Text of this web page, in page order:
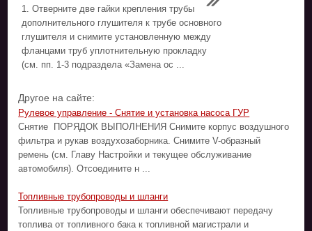
1. Отверните две гайки крепления трубы
дополнительного глушителя к трубе основного
глушителя и снимите установленную между
фланцами труб уплотнительную прокладку
(см. пп. 1-3 подраздела «Замена ос ...
Другое на сайте:
Рулевое управление - Снятие и установка насоса ГУР
Снятие ПОРЯДОК ВЫПОЛНЕНИЯ Снимите корпус воздушного
фильтра и рукав воздухозаборника. Снимите V-образный
ремень (см. Главу Настройки и текущее обслуживание
автомобиля). Отсоедините н ...
Топливные трубопроводы и шланги
Топливные трубопроводы и шланги обеспечивают передачу
топлива от топливного бака к топливной магистрали и